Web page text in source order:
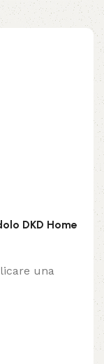
DKD Home
una